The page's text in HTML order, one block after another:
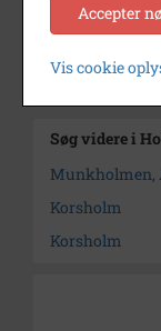
Arkiv
Søg videre i
Munkholmen,
Korsholm
Korsholm
Accepter
Vis cookie